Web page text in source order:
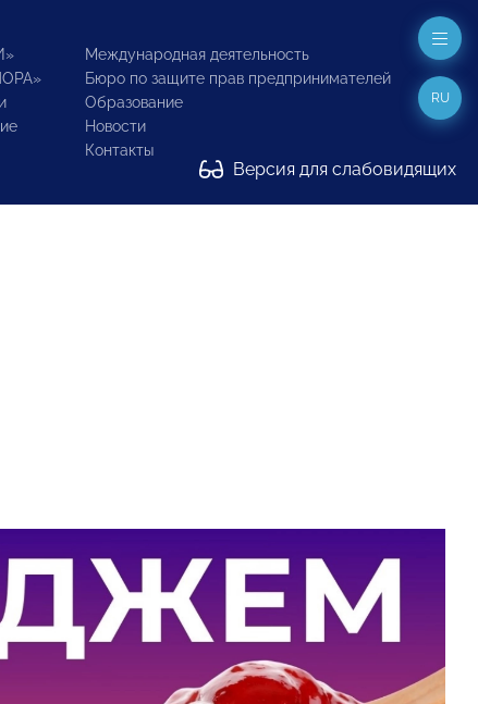
Международная деятельность
Бюро по защите прав предпринимателей
Образование
Новости
Контакты
Версия для слабовидящих
RU